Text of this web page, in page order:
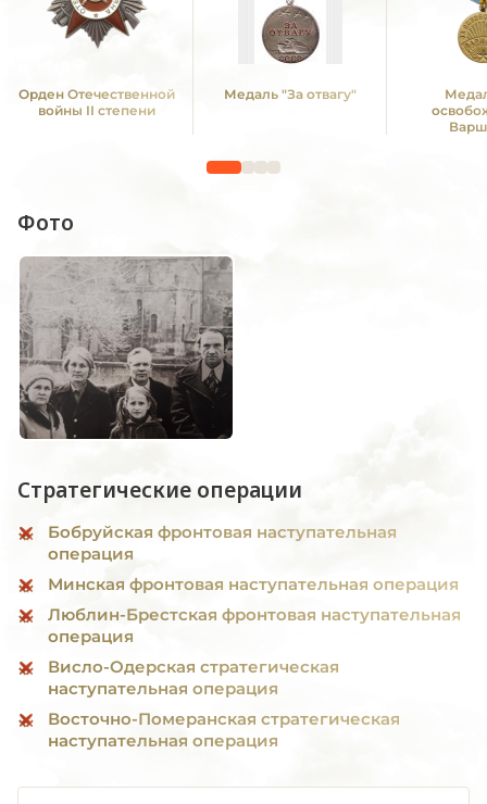
Орден Отечественной
войны II степени
Медаль "За отвагу"
Фото
Стратегические операции
Бобруйская фронтовая наступательная
операция
Минская фронтовая наступательная операция
Люблин-Брестская фронтовая наступательная
операция
Висло-Одерская стратегическая
наступательная операция
Восточно-Померанская стратегическая
наступательная операция